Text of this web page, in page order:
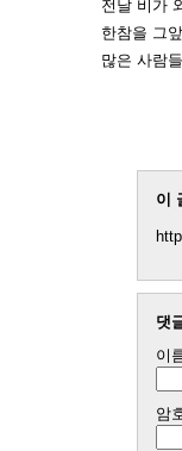
전날 비가
한참을 그
많은 사람
이
댓
이
암